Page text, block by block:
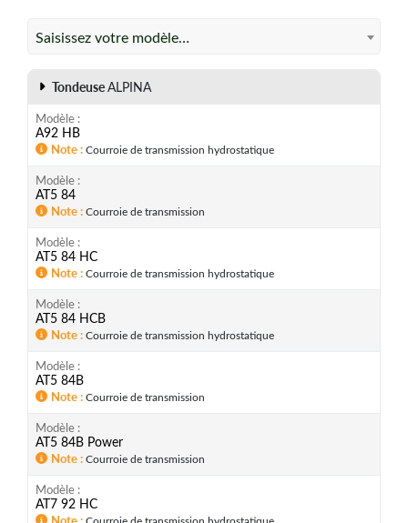
Saisissez votre modèle…
TondeuseALPINA
Modèle
A92 HB
Note Courroie de transmission hydrostatique
Modèle
AT5 84
Note Courroie de transmission
Modèle
AT5 84 HC
Note Courroie de transmission hydrostatique
Modèle
AT5 84 HCB
Note Courroie de transmission hydrostatique
Modèle
AT5 84B
Note Courroie de transmission
Modèle
AT5 84B Power
Note Courroie de transmission
Modèle
AT7 92 HC
Courroie de transmission hydrostatique